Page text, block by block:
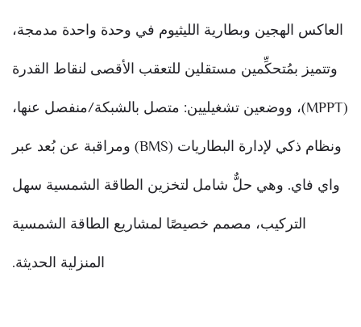
العاكس الهجين وبطارية الليثيوم في وحدة واحدة مدمجة،
وتتميز بمُتحكِّمين مستقلين للتعقب الأقصى لنقاط القدرة
(MPPT)، ووضعين تشغيليين: متصل بالشبكة/منفصل عنها،
ونظام ذكي لإدارة البطاريات (BMS) ومراقبة عن بُعد عبر
واي فاي. وهي حلٌّ شامل لتخزين الطاقة الشمسية سهل
التركيب، مصمم خصيصًا لمشاريع الطاقة الشمسية
المنزلية الحديثة.